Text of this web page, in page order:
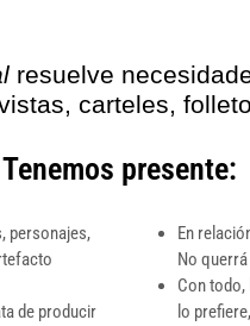
resuelve
carteles,
Tenemos presente:
personajes,
de producir
En
No
Con
lo